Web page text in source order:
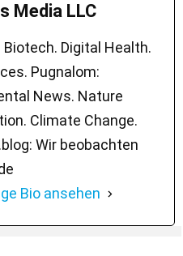
Media LLC
Biotech. Digital Health.
Pugnalom:
News. Nature
Climate Change.
Wir beobachten
Bio ansehen